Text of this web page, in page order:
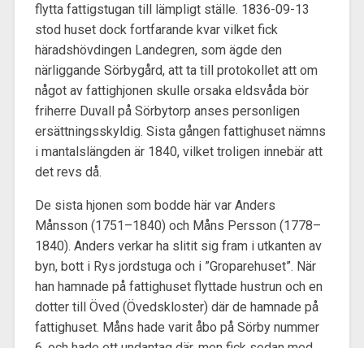
flytta fattigstugan till lämpligt ställe. 1836-09-13
stod huset dock fortfarande kvar vilket fick
häradshövdingen Landegren, som ägde den
närliggande Sörbygård, att ta till protokollet att om
något av fattighjonen skulle orsaka eldsvåda bör
friherre Duvall på Sörbytorp anses personligen
ersättningsskyldig. Sista gången fattighuset nämns
i mantalslängden är 1840, vilket troligen innebär att
det revs då.
De sista hjonen som bodde här var Anders
Månsson (1751–1840) och Måns Persson (1778–
1840). Anders verkar ha slitit sig fram i utkanten av
byn, bott i Rys jordstuga och i ”Groparehuset”. När
han hamnade på fattighuset flyttade hustrun och en
dotter till Öved (Övedskloster) där de hamnade på
fattighuset. Måns hade varit åbo på Sörby nummer